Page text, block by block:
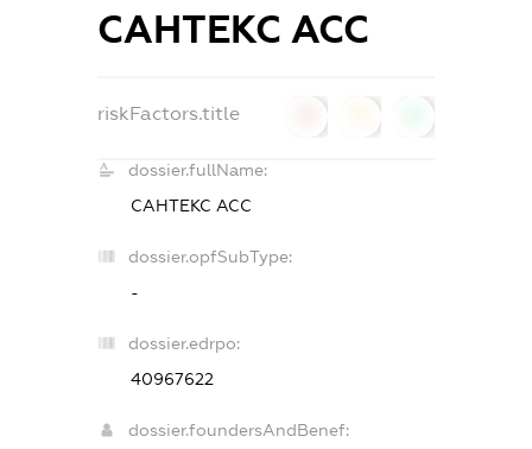
САНТЕКС АСС
riskFactors.title
dossier.fullName:
САНТЕКС АСС
dossier.opfSubType:
-
dossier.edrpo:
40967622
dossier.foundersAndBenef: